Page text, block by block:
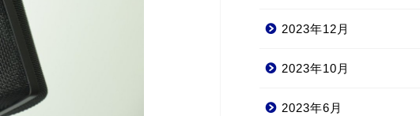
2023年12月
2023年10月
2023年6月